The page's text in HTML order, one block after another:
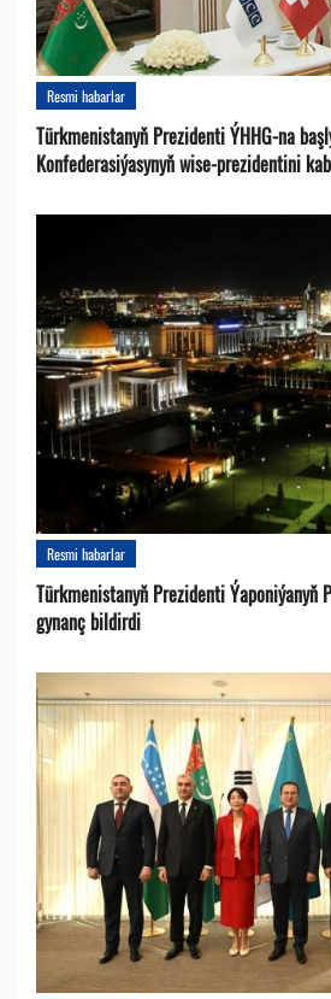
Resmi habarlar
Türkmenistanyň Prezidenti ÝHHG-na
Konfederasiýasynyň wise-prezidentini
Resmi habarlar
Türkmenistanyň Prezidenti Ýaponiýanyň
gynanç bildirdi